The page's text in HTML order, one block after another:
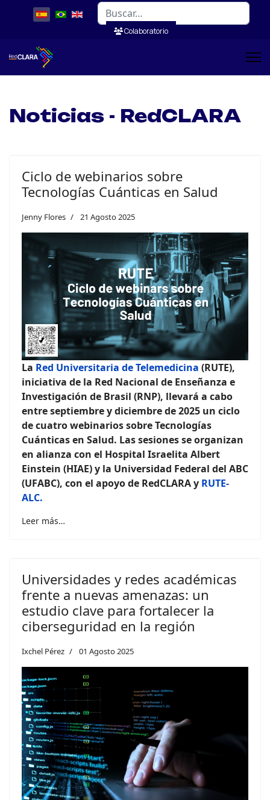
Buscar
Colaboratorio
Noticias - RedCLARA
Ciclo de webinarios sobre
Tecnologías Cuánticas en Salud
Jenny Flores 21 Agosto 2025
La Red Universitaria de Telemedicina (RUTE),
iniciativa de la Red Nacional de Enseñanza e
Investigación de Brasil (RNP), llevará a cabo
entre septiembre y diciembre de 2025 un ciclo
de cuatro webinarios sobre Tecnologías
Cuánticas en Salud. Las sesiones se organizan
en alianza con el Hospital Israelita Albert
Einstein (HIAE) y la Universidad Federal del ABC
(UFABC), con el apoyo de RedCLARA y RUTE-
ALC.
Leer más…
Universidades y redes académicas
frente a nuevas amenazas: un
estudio clave para fortalecer la
ciberseguridad en la región
Ixchel Pérez 01 Agosto 2025